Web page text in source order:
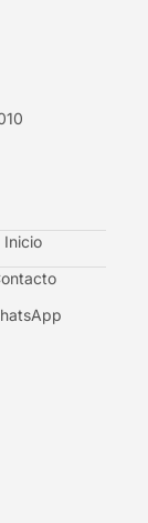
Inicio